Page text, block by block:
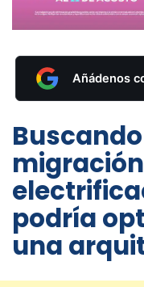
Añádenos
podría
una